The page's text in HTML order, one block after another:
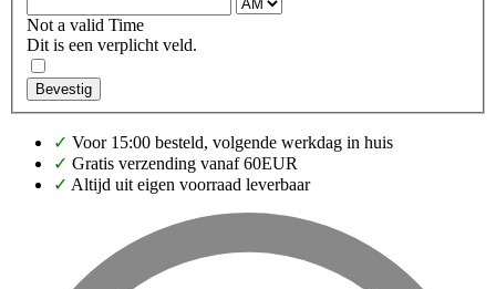
Not a valid Time
Dit is een verplicht veld.
Bevestig
✓ Voor 15:00 besteld, volgende werkdag in huis
✓ Gratis verzending vanaf 60EUR
✓ Altijd uit eigen voorraad leverbaar